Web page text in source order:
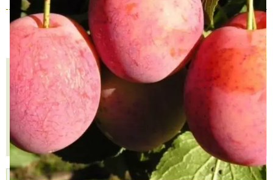
12 лет 21500 руб.
В наличии
Количество
КУПИТЬ В ОДИН КЛИК